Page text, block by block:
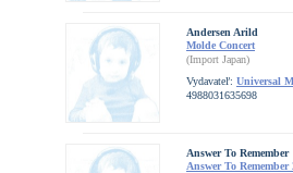
Andersen Arild
Molde Concert
(Import Japan)
Vydavateľ: Universal
4988031635698
Answer To Remember
Answer To Remember